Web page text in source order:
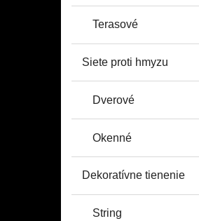
Terasové
Siete proti hmyzu
Dverové
Okenné
Dekoratívne tienenie
String